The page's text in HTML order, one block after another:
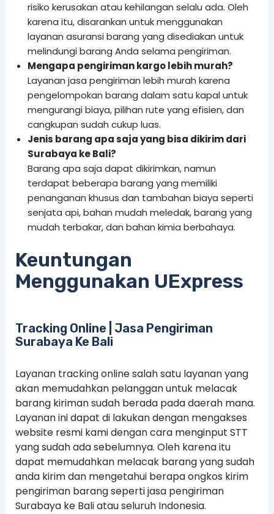
risiko kerusakan atau kehilangan selalu ada. Oleh
karena itu, disarankan untuk menggunakan
layanan asuransi barang yang disediakan untuk
melindungi barang Anda selama pengiriman.
Mengapa pengiriman kargo lebih murah?
Layanan jasa pengiriman lebih murah karena
pengelompokan barang dalam satu kapal untuk
mengurangi biaya, pilihan rute yang efisien, dan
cangkupan sudah cukup luas.
Jenis barang apa saja yang bisa dikirim dari
Surabaya ke Bali?
Barang apa saja dapat dikirimkan, namun
terdapat beberapa barang yang memiliki
penanganan khusus dan tambahan biaya seperti
senjata api, bahan mudah meledak, barang yang
mudah terbakar, dan bahan kimia berbahaya.
Keuntungan
Menggunakan UExpress
Tracking Online | Jasa Pengiriman
Surabaya Ke Bali
Layanan tracking online salah satu layanan yang
akan memudahkan pelanggan untuk melacak
barang kiriman sudah berada pada daerah mana.
Layanan ini dapat di lakukan dengan mengakses
website resmi kami dengan cara menginput STT
yang sudah ada sebelumnya. Oleh karena itu
dapat memudahkan melacak barang yang sudah
anda kirim dan mengetahui berapa ongkos kirim
pengiriman barang seperti jasa pengiriman
Surabaya ke Bali atau seluruh Indonesia.